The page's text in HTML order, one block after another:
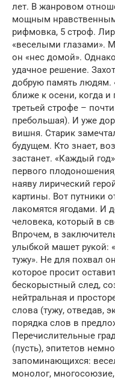
лет. В жанровом
мощным
рифмовка, 5 строф.
«веселыми глазами».
он «нес домой».
удачное решение.
добрую память людям.
ближе к осени, когда
третьей строфе –
пребольшая). И уже
вишня. Старик
будущем. Кто знает,
застанет. «Каждый
первого
наяву лирический
картины. Вот путники
лакомятся ягодами. И
человека, который в
Впрочем, в
улыбкой машет рукой:
тужу». Не для похвал
которое просит
бескорыстный след,
нейтральная и
слова (тужу, отведав,
порядка слов в
Перечислительные
(пусть), эпитетов
запоминающихся:
монолог,